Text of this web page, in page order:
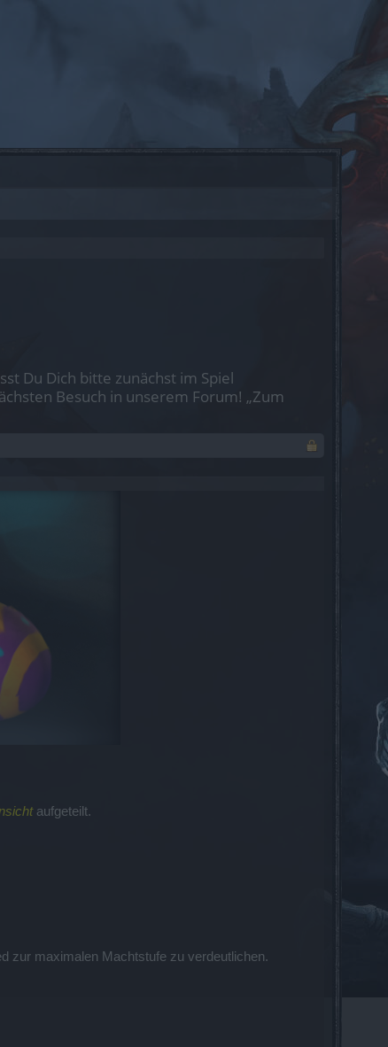
Du Dich bitte zunächst im Spiel
Besuch in unserem Forum! „Zum
aufgeteilt.
zur maximalen Machtstufe zu verdeutlichen.